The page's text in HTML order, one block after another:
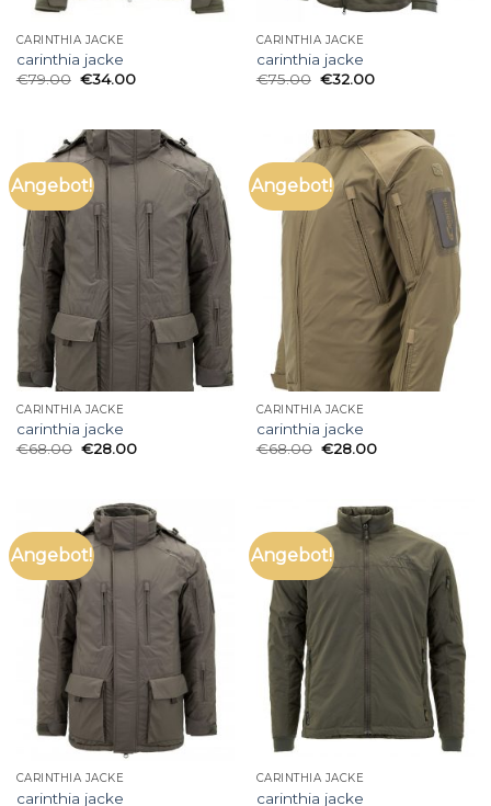
CARINTHIA JACKE
carinthia jacke
€79.00 €34.00
CARINTHIA JACKE
carinthia jacke
€75.00 €32.00
Angebot!
CARINTHIA JACKE
carinthia jacke
€68.00 €28.00
Angebot!
CARINTHIA JACKE
carinthia jacke
€68.00 €28.00
Angebot!
CARINTHIA JACKE
carinthia jacke
Angebot!
CARINTHIA JACKE
carinthia jacke